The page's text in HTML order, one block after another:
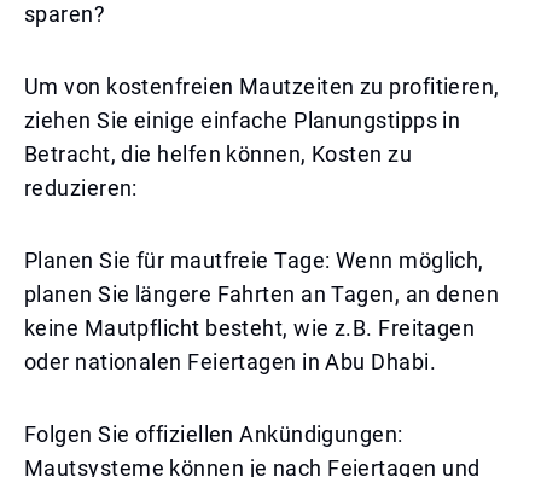
sparen?
Um von kostenfreien Mautzeiten zu profitieren,
ziehen Sie einige einfache Planungstipps in
Betracht, die helfen können, Kosten zu
reduzieren:
Planen Sie für mautfreie Tage: Wenn möglich,
planen Sie längere Fahrten an Tagen, an denen
keine Mautpflicht besteht, wie z.B. Freitagen
oder nationalen Feiertagen in Abu Dhabi.
Folgen Sie offiziellen Ankündigungen:
Mautsysteme können je nach Feiertagen und